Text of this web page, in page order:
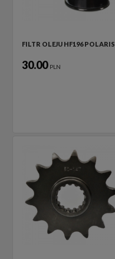
FILTR OLEJU HF196 POLARIS
30.00 PLN